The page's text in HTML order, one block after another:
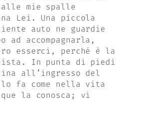
mie spalle
Lei. Una piccola
auto ne guardie
ad accompagnarla,
esserci, perché è la
In punta di piedi
all’ingresso del
fa come nella vita
la conosca; vi